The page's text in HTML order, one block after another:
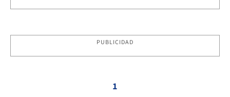
PUBLICIDAD
1